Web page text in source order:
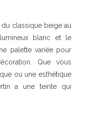
classique beige au
blanc et le
palette variée pour
Que vous
ou une esthétique
a une teinte qui